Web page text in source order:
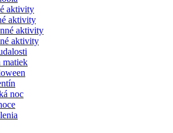
aktivity
aktivity
aktivity
aktivity
matiek
noc